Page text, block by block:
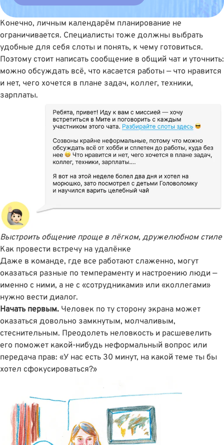
Конечно, личным календарём планирование не
ограничивается. Специалисты тоже должны выбрать
удобные для себя слоты и понять, к чему готовиться.
Поэтому стоит написать сообщение в общий чат и уточнить:
можно обсуждать всё, что касается работы — что нравится
и нет, чего хочется в плане задач, коллег, техники,
зарплаты.
Выстроить общение проще в лёгком, дружелюбном стиле
Как провести встречу на удалёнке
Даже в команде, где все работают слаженно, могут
оказаться разные по темпераменту и настроению люди —
именно с ними, а не с «сотрудниками» или «коллегами»
нужно вести диалог.
Начать первым. Человек по ту сторону экрана может
оказаться довольно замкнутым, молчаливым,
стеснительным. Преодолеть неловкость и расшевелить
его поможет какой-нибудь неформальный вопрос или
передача прав: «У нас есть 30 минут, на какой теме ты бы
хотел сфокусироваться?»